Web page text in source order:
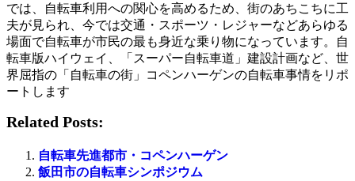
では、自転車利用への関心を高めるため、街のあちこちに工
夫が見られ、今では交通・スポーツ・レジャーなどあらゆる
場面で自転車が市民の最も身近な乗り物になっています。自
転車版ハイウェイ、「スーパー自転車道」建設計画など、世
界屈指の「自転車の街」コペンハーゲンの自転車事情をリポ
ートします
Related Posts:
自転車先進都市・コペンハーゲン
飯田市の自転車シンポジウム